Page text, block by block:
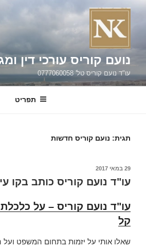
דילוג
נועם קוריס עורכי דין
עו"ד נועם קוריס טל' 0777060058
תפריט
תגית: נועם קוריס חדשות
פורסם
29 במאי 2017
עו"ד נועם קוריס כותב בקו
עו"ד נועם קוריס – על
קל
שאלו אותי על יזמות בתחום המשפט ועל